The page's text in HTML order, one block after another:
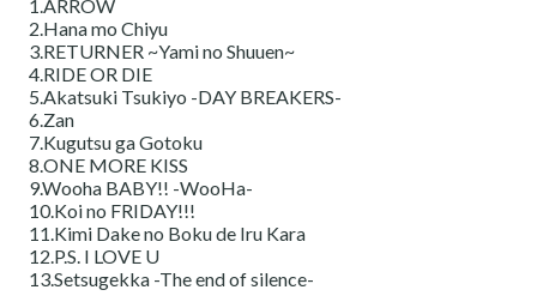
1.ARROW
2.Hana mo Chiyu
3.RETURNER ~Yami no Shuuen~
4.RIDE OR DIE
5.Akatsuki Tsukiyo -DAY BREAKERS-
6.Zan
7.Kugutsu ga Gotoku
8.ONE MORE KISS
9.Wooha BABY!! -WooHa-
10.Koi no FRIDAY!!!
11.Kimi Dake no Boku de Iru Kara
12.P.S. I LOVE U
13.Setsugekka -The end of silence-